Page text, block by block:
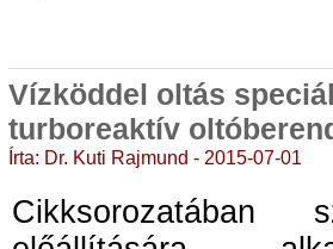
Vízköddel oltás
turboreaktív
Írta: Dr. Kuti Rajmund - 2015-07-01